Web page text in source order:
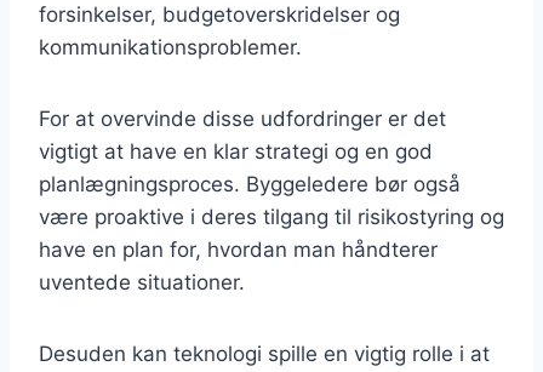
forsinkelser, budgetoverskridelser og
kommunikationsproblemer.
For at overvinde disse udfordringer er det
vigtigt at have en klar strategi og en god
planlægningsproces. Byggeledere bør også
være proaktive i deres tilgang til risikostyring og
have en plan for, hvordan man håndterer
uventede situationer.
Desuden kan teknologi spille en vigtig rolle i at